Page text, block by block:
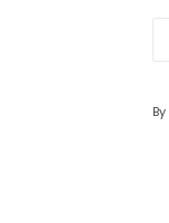
By